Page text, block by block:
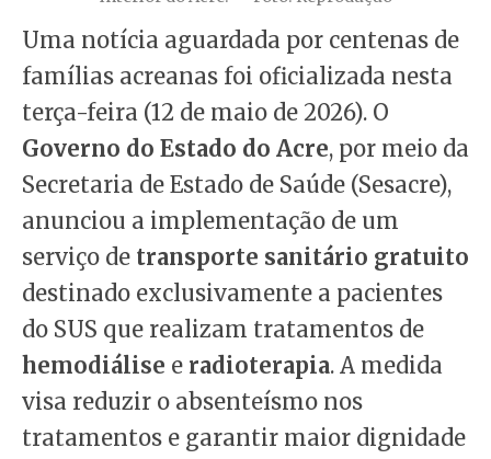
Uma notícia aguardada por centenas de
famílias acreanas foi oficializada nesta
terça-feira (12 de maio de 2026). O
Governo do Estado do Acre, por meio da
Secretaria de Estado de Saúde (Sesacre),
anunciou a implementação de um
serviço de transporte sanitário gratuito
destinado exclusivamente a pacientes
do SUS que realizam tratamentos de
hemodiálise e radioterapia. A medida
visa reduzir o absenteísmo nos
tratamentos e garantir maior dignidade